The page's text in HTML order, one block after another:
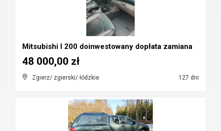
Mitsubishi l 200 doinwestowany dopłata zamiana
Zgierz/ zgierski/ łódzkie 127 dni
48 000,00 zł